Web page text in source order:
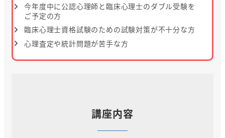
今年度中に公認心理師と臨床心理士のダブル受験を
ご予定の方
臨床心理士資格試験のための試験対策が不十分な方
心理査定や統計問題が苦手な方
講座内容